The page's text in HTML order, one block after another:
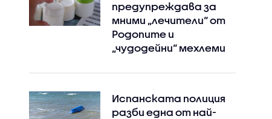
предупреждава за
мними „лечители“ от
Родопите и
„чудодейни“ мехлеми
Испанската полиция
разби една от най-